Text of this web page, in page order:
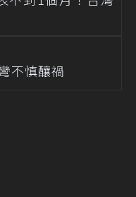
不慎釀禍